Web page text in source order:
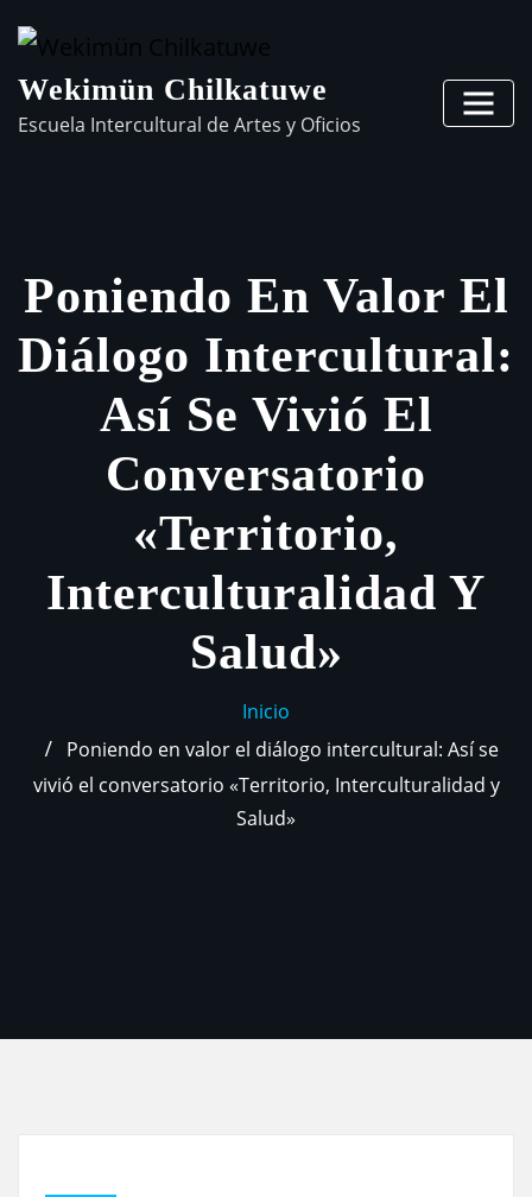
Wekimün Chilkatuwe
Escuela Intercultural de Artes y Oficios
Poniendo En Valor El
Diálogo Intercultural:
Así Se Vivió El
Conversatorio
«Territorio,
Interculturalidad Y
Salud»
Inicio
Poniendo en valor el diálogo intercultural: Así se
vivió el conversatorio «Territorio, Interculturalidad y
Salud»